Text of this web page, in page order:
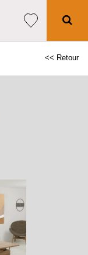
<< Retour